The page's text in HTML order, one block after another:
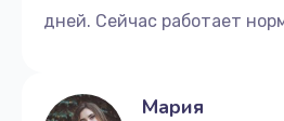
дней. Сейчас работает
Мария